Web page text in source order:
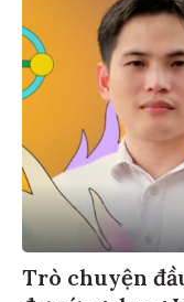
Trò chuyện